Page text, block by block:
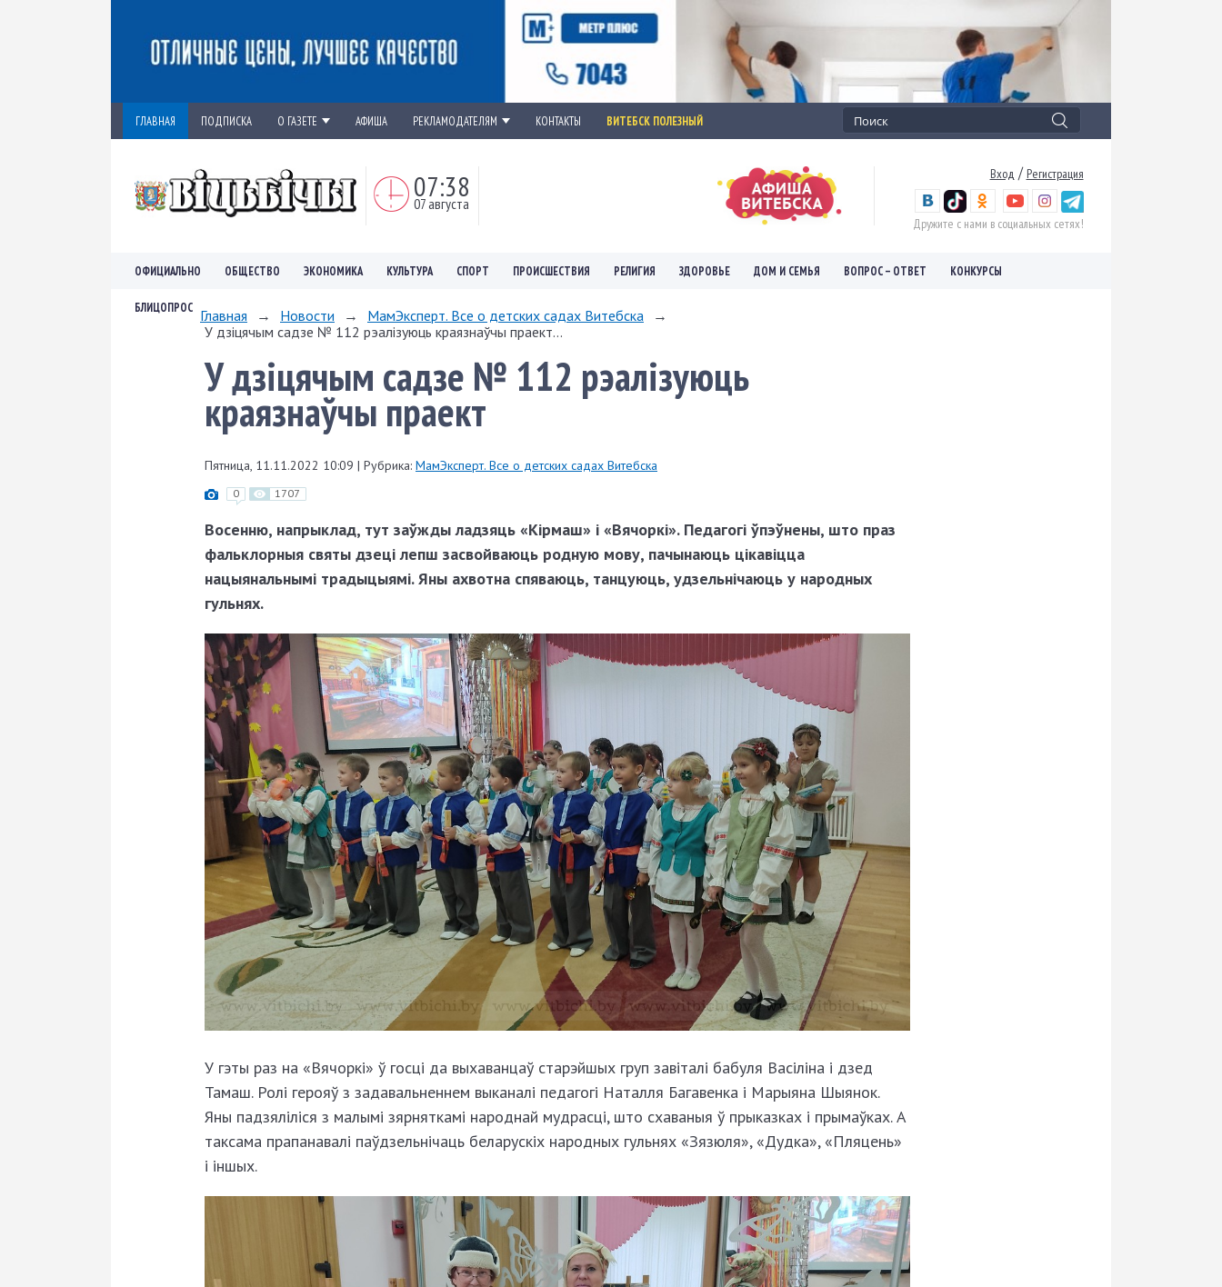
ГЛАВНАЯ ПОДПИСКА О ГАЗЕТЕ АФИША РЕКЛАМОДАТЕЛЯМ КОНТАКТЫ ВИТЕБСК ПОЛЕЗНЫЙ
07:38
07 августа
Вход / Регистрация
Дружите с нами в социальных сетях!
ОФИЦИАЛЬНО ОБЩЕСТВО ЭКОНОМИКА КУЛЬТУРА СПОРТ ПРОИСШЕСТВИЯ РЕЛИГИЯ ЗДОРОВЬЕ ДОМ И СЕМЬЯ ВОПРОС – ОТВЕТ КОНКУРСЫ
БЛИЦОПРОС Главная → Новости → МамЭксперт. Все о детских садах Витебска
→
У дзіцячым садзе № 112 рэалізуюць краязнаўчы праект...
У дзіцячым садзе № 112 рэалізуюць
краязнаўчы праект
Пятница, 11.11.2022 10:09 | Рубрика: МамЭксперт. Все о детских садах Витебска
0 1707
Восенню, напрыклад, тут заўжды ладзяць «Кірмаш» і «Вячоркі». Педагогі ўпэўнены, што праз
фальклорныя святы дзеці лепш засвойваюць родную мову, пачынаюць цікавіцца
нацыянальнымі традыцыямі. Яны ахвотна спяваюць, танцуюць, удзельнічаюць у народных
гульнях.
У гэты раз на «Вячоркі» ў госці да выхаванцаў старэйшых груп завіталі бабуля Васіліна і дзед
Тамаш. Ролі герояў з задавальненнем выканалі педагогі Наталля Багавенка і Марыяна Шыянок.
Яны падзяліліся з малымі зярняткамі народнай мудрасці, што схаваныя ў прыказках і прымаўках. А
таксама прапанавалі паўдзельнічаць беларускіх народных гульнях «Зязюля», «Дудка», «Пляцень»
і іншых.